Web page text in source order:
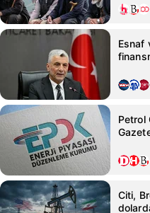
Esnaf
Petrol
Citi,